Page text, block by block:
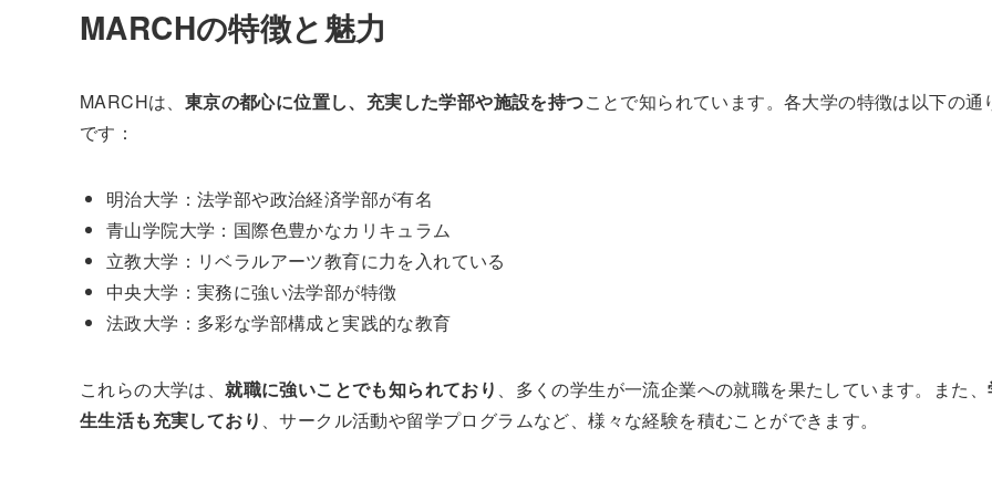
MARCHの特徴と魅力
MARCHは、 東京の都心に位置し、充実した学部や施設を持つことで知られています。各大学の特徴は以下の通
です：
明治大学：法学部や政治経済学部が有名
青山学院大学：国際色豊かなカリキュラム
立教大学：リベラルアーツ教育に力を入れている
中央大学：実務に強い法学部が特徴
法政大学：多彩な学部構成と実践的な教育
これらの大学は、就職に強いことでも知られており 、多くの学生が一流企業への就職を果たしています。また、
生生活も充実しており 、サークル活動や留学プログラムなど、様々な経験を積むことができます。